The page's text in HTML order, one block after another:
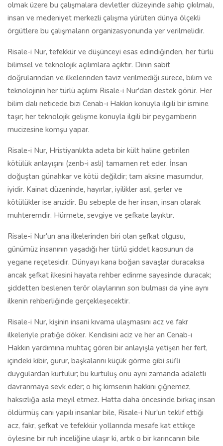
olmak üzere bu çalışmalara devletler düzeyinde sahip çıkılmalı,
insan ve medeniyet merkezli çalışma yürüten dünya ölçekli
örgütlere bu çalışmaların organizasyonunda yer verilmelidir.
Risale-i Nur, tefekkür ve düşünceyi esas edindiğinden, her türlü
bilimsel ve teknolojik açılımlara açıktır. Dinin sabit
doğrularından ve ilkelerinden taviz verilmediği sürece, bilim ve
teknolojinin her türlü açılımı Risale-i Nur'dan destek görür. Her
bilim dalı neticede bizi Cenab-ı Hakkın konuyla ilgili bir ismine
taşır; her teknolojik gelişme konuyla ilgili bir peygamberin
mucizesine komşu yapar.
Risale-i Nur, Hristiyanlıkta adeta bir kült haline getirilen
kötülük anlayışını (zenb-i asli) tamamen ret eder. İnsan
doğuştan günahkar ve kötü değildir; tam aksine masumdur,
iyidir. Kainat düzeninde, hayırlar, iyilikler asıl, şerler ve
kötülükler ise arızidir. Bu sebeple de her insan, insan olarak
muhteremdir. Hürmete, sevgiye ve şefkate layıktır.
Risale-i Nur'un ana ilkelerinden biri olan şefkat olgusu,
günümüz insanının yaşadığı her türlü şiddet kaosunun da
yegane reçetesidir. Dünyayı kana boğan savaşlar duracaksa
ancak şefkat ilkesini hayata rehber edinme sayesinde duracak;
şiddetten beslenen terör olaylarının son bulması da yine aynı
ilkenin rehberliğinde gerçekleşecektir.
Risale-i Nur, kişinin insani kıvama ulaşmasını acz ve fakr
ilkeleriyle pratiğe döker. Kendisini aciz ve her an Cenab-ı
Hakkın yardımına muhtaç gören bir anlayışla yetişen her fert,
içindeki kibir, gurur, başkalarını küçük görme gibi süfli
duygulardan kurtulur; bu kurtuluş onu aynı zamanda adaletli
davranmaya sevk eder; o hiç kimsenin hakkını çiğnemez,
haksızlığa asla meyil etmez. Hatta daha öncesinde birkaç insan
öldürmüş cani yapılı insanlar bile, Risale-i Nur'un teklif ettiği
acz, fakr, şefkat ve tefekkür yollarında mesafe kat ettikçe
öylesine bir ruh inceliğine ulaşır ki, artık o bir karıncanın bile